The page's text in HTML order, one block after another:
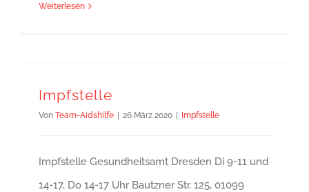
Weiterlesen
Impfstelle
Von Team-Aidshilfe | 26 März 2020 | Impfstelle
Impfstelle Gesundheitsamt Dresden Di 9-11 und
14-17, Do 14-17 Uhr Bautzner Str. 125, 01099